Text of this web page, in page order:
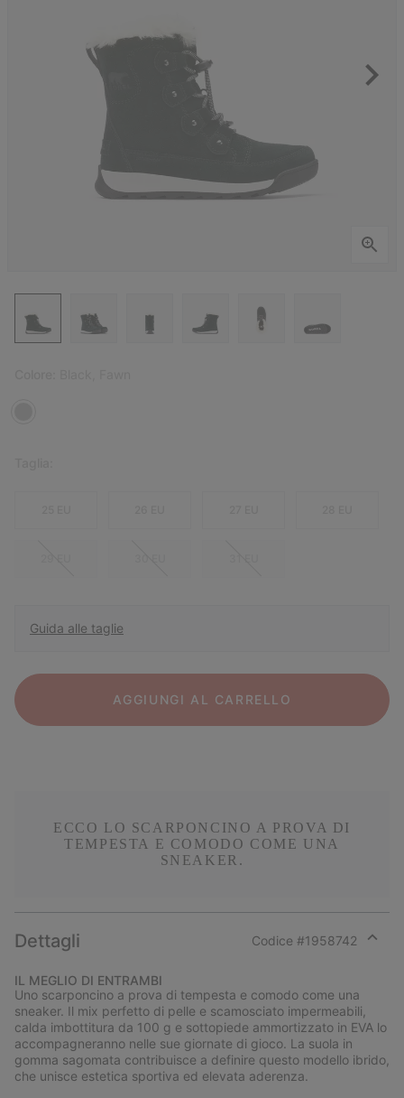
Guida alle taglie
AGGIUNGI AL CARRELLO
ECCO LO SCARPONCINO A PROVA DI
TEMPESTA E COMODO COME UNA
SNEAKER.
Dettagli Codice #1958742
IL MEGLIO DI ENTRAMBI
Uno scarponcino a prova di tempesta e comodo come una
sneaker. Il mix perfetto di pelle e scamosciato impermeabili,
calda imbottitura da 100 g e sottopiede ammortizzato in EVA lo
accompagneranno nelle sue giornate di gioco. La suola in
gomma sagomata contribuisce a definire questo modello ibrido,
che unisce estetica sportiva ed elevata aderenza.